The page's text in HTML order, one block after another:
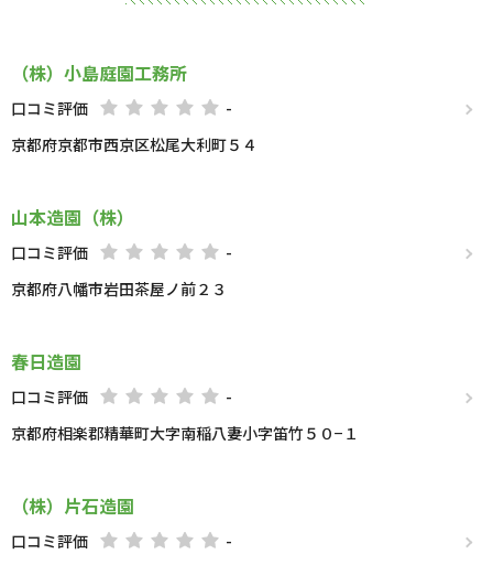
（株）小島庭園工務所
口コミ評価
-
京都府京都市西京区松尾大利町５４
山本造園（株）
口コミ評価
-
京都府八幡市岩田茶屋ノ前２３
春日造園
口コミ評価
-
京都府相楽郡精華町大字南稲八妻小字笛竹５０−１
（株）片石造園
口コミ評価
-